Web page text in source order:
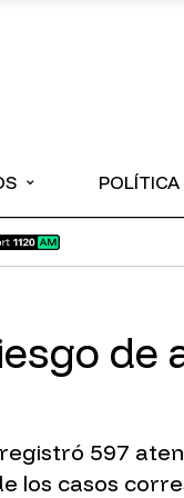
⌄ POLÍTICA
de
597
los casos